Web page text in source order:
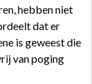
hebben niet
dat er
is geweest die
van poging